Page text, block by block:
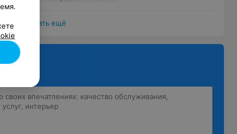
Показать ещё